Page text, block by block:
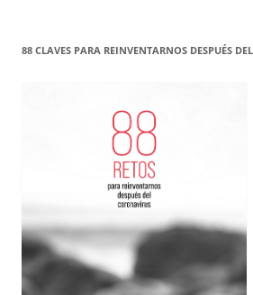
88 CLAVES PARA REINVENTARNOS DESPUÉS